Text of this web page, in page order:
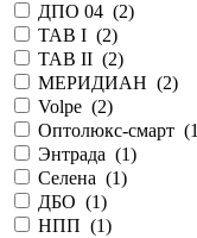
ДПО 04 (2)
TAB I (2)
TAB II (2)
МЕРИДИАН (2)
Volpe (2)
Оптолюкс-смарт (1
Энтрада (1)
Селена (1)
ДБО (1)
НПП (1)